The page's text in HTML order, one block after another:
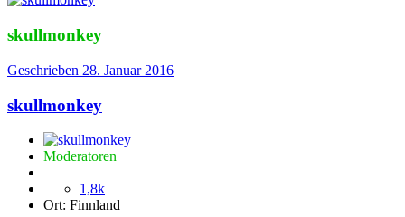
skullmonkey
Geschrieben 28. Januar 2016
skullmonkey
Moderatoren
1,8k
Ort: Finnland